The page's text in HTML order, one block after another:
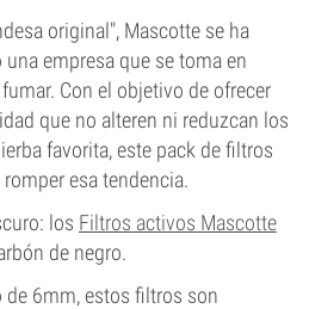
original", Mascotte se ha
empresa que se toma en
Con el objetivo de ofrecer
que no alteren ni reduzcan los
favorita, este pack de filtros
esa tendencia.
los Filtros activos Mascotte
de negro.
de 6mm, estos filtros son